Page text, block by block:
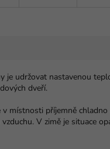
je udržovat nastavenou
dveří.
místnosti příjemně
V zimě je situace